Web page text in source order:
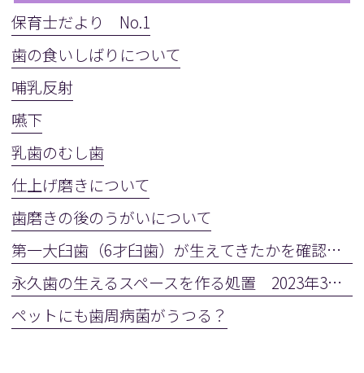
保育士だより No.1
歯の食いしばりについて
哺乳反射
嚥下
乳歯のむし歯
仕上げ磨きについて
歯磨きの後のうがいについて
第一大臼歯（6才臼歯）が生えてきたかを確認しましょう
永久歯の生えるスペースを作る処置 2023年3月28日(火)
ペットにも歯周病菌がうつる？